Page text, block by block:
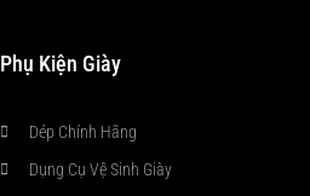
Phụ Kiện Giày
Dép Chính Hãng
Dụng Cụ Vệ Sinh Giày